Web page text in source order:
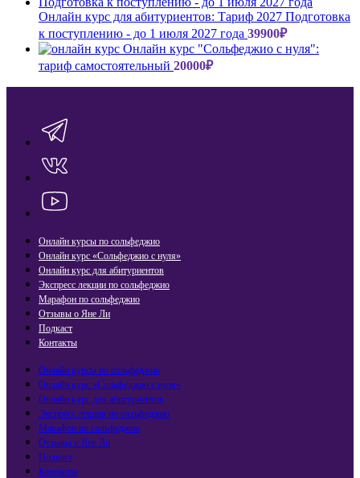
Онлайн курс для абитуриентов: Тариф 2027 Подготовка
к поступлению - до 1 июля 2027 года 39900₽
Онлайн курс "Сольфеджио с нуля":
тариф самостоятельный 20000₽
Онлайн курсы по сольфеджио
Онлайн курс «Сольфеджио с нуля»
Онлайн курс для абитуриентов
Экспресс лекции по сольфеджио​
Марафон по сольфеджио
Отзывы о Яне Ли
Подкаст
Контакты
Онлайн курсы по сольфеджио
Онлайн курс «Сольфеджио с нуля»
Онлайн курс для абитуриентов
Экспресс лекции по сольфеджио​
Марафон по сольфеджио
Отзывы о Яне Ли
Подкаст
Контакты